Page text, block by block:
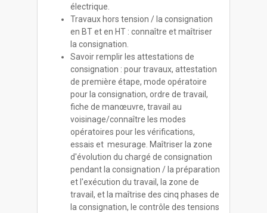
électrique.
Travaux hors tension / la consignation
en BT et en HT : connaître et maîtriser
la consignation.
Savoir remplir les attestations de
consignation : pour travaux, attestation
de première étape, mode opératoire
pour la consignation, ordre de travail,
fiche de manœuvre, travail au
voisinage/connaître les modes
opératoires pour les vérifications,
essais et mesurage. Maîtriser la zone
d'évolution du chargé de consignation
pendant la consignation / la préparation
et l'exécution du travail, la zone de
travail, et la maîtrise des cinq phases de
la consignation, le contrôle des tensions